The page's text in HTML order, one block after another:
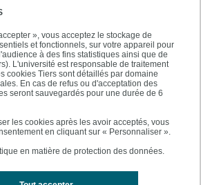
», vous acceptez le stockage de
et fonctionnels, sur votre appareil pour
à des fins statistiques ainsi que de
L'université est responsable de traitement
cookies Tiers sont détaillés par domaine
En cas de refus ou d'acceptation des
seront sauvegardés pour une durée de 6
les cookies après les avoir acceptés, vous
en cliquant sur « Personnaliser ».
en matière de protection des données.